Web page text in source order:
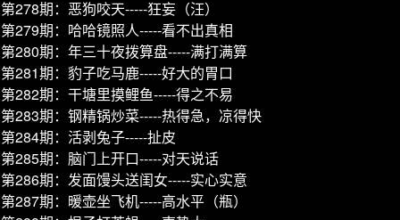
第278期：恶狗咬天-----狂妄（汪）
第279期：哈哈镜照人-----看不出真相
第280期：年三十夜拨算盘-----满打满算
第281期：豹子吃马鹿-----好大的胃口
第282期：干塘里摸鲤鱼-----得之不易
第283期：钢精锅炒菜-----热得急，凉得快
第284期：活剥兔子-----扯皮
第285期：脑门上开口-----对天说话
第286期：发面馒头送闺女-----实心实意
第287期：暖壶坐飞机-----高水平（瓶）